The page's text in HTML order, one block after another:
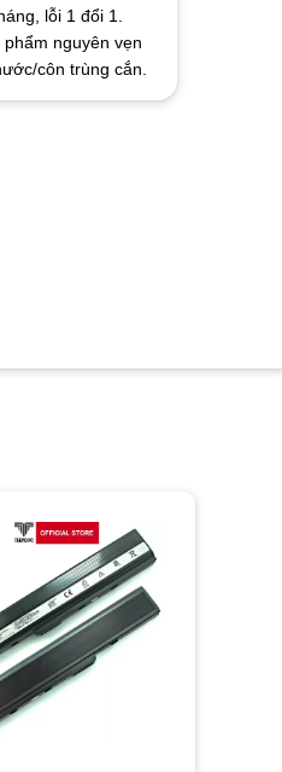
lỗi 1 đổi 1.
nguyên vẹn
côn trùng cắn.